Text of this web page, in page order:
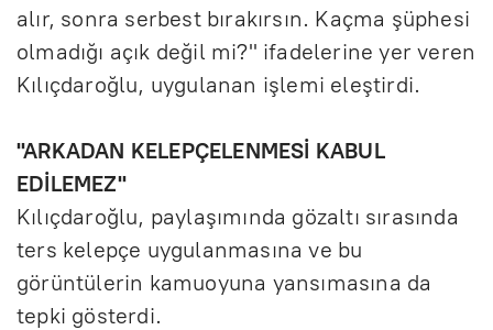
alır, sonra serbest bırakırsın. Kaçma şüphesi
olmadığı açık değil mi?" ifadelerine yer veren
Kılıçdaroğlu, uygulanan işlemi eleştirdi.
"ARKADAN KELEPÇELENMESİ KABUL
EDİLEMEZ"
Kılıçdaroğlu, paylaşımında gözaltı sırasında
ters kelepçe uygulanmasına ve bu
görüntülerin kamuoyuna yansımasına da
tepki gösterdi.